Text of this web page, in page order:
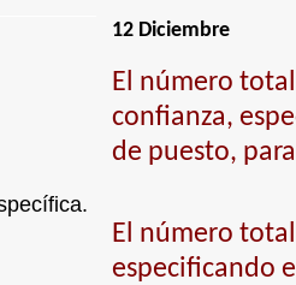
12 Diciembre
El número
confianza,
de puesto,
El número
especificando